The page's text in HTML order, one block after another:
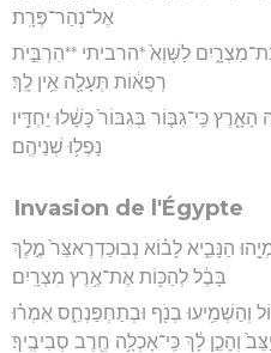
אֶל־נְהַר־פְּרָֽת׃
לַשָּׁוְא֙ *הרביתי **הִרְבֵּ֣ית
רְפֻא֔וֹת תְּעָלָ֖ה אֵ֥ין לָֽךְ׃
כִּֽי־גִבּ֤וֹר בְּגִבּוֹר֙ כָּשָׁ֔לוּ יַחְדָּ֖יו
נָפְל֥וּ שְׁנֵיהֶֽם׃
Invasion de l'Égypte
הַנָּבִ֑יא לָב֗וֹא נְבֽוּכַדְרֶאצַּר֙ מֶ֣לֶךְ
בָּבֶ֔ל לְהַכּ֖וֹת אֶת־אֶ֥רֶץ מִצְרָֽיִם׃
וְהַשְׁמִ֥יעוּ בְנֹ֖ף וּבְתַחְפַּנְחֵ֑ס אִמְר֗וּ
וְהָכֵ֣ן לָ֔ךְ כִּֽי־אָכְלָ֥ה חֶ֖רֶב סְבִיבֶֽיךָ׃